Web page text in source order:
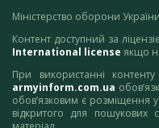
Міністерство оборони України
Контент доступний за
International license якщо
При використанні
armyinform.com.ua
обов’язковим є розміщення
відкритого для пошукових